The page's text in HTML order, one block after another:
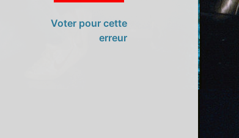
Voter pour cette
erreur